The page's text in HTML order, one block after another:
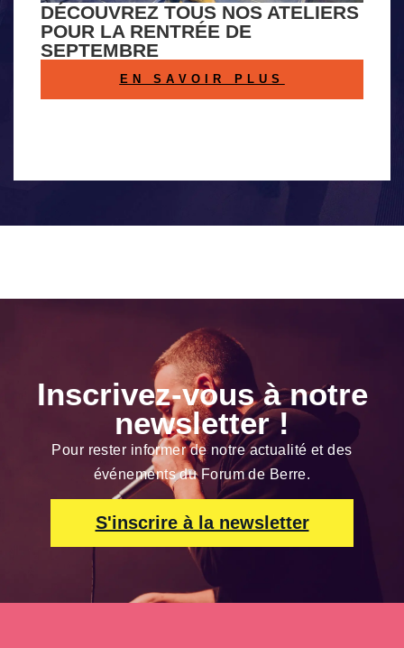
DÉCOUVREZ TOUS NOS ATELIERS
POUR LA RENTRÉE DE
SEPTEMBRE
EN SAVOIR PLUS
Inscrivez-vous à notre
newsletter !
Pour rester informer de notre actualité et des
événements du Forum de Berre.
S'inscrire à la newsletter